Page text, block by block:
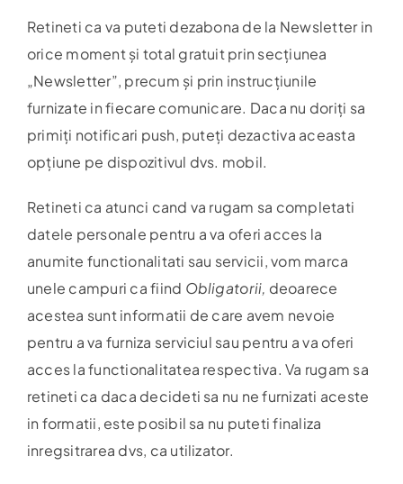
Retineti ca va puteti dezabona de la Newsletter in
orice moment și total gratuit prin secțiunea
„Newsletter”, precum și prin instrucțiunile
furnizate in fiecare comunicare. Daca nu doriți sa
primiți notificari push, puteți dezactiva aceasta
opțiune pe dispozitivul dvs. mobil.
Retineti ca atunci cand va rugam sa completati
datele personale pentru a va oferi acces la
anumite functionalitati sau servicii, vom marca
unele campuri ca fiind Obligatorii, deoarece
acestea sunt informatii de care avem nevoie
pentru a va furniza serviciul sau pentru a va oferi
acces la functionalitatea respectiva. Va rugam sa
retineti ca daca decideti sa nu ne furnizati aceste
in formatii, este posibil sa nu puteti finaliza
inregsitrarea dvs, ca utilizator.